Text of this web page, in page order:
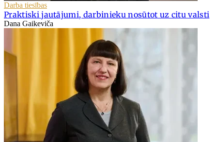
Darba tiesības
Praktiski jautājumi, darbinieku nosūtot uz citu valsti
Dana Gaikeviča